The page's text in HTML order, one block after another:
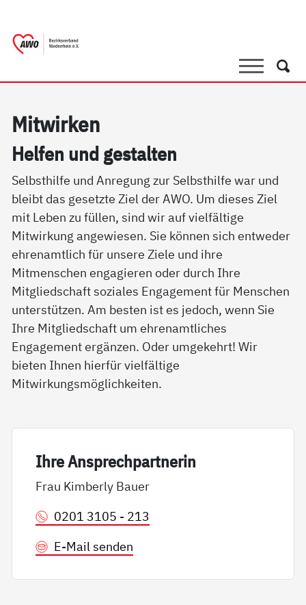
SucheSuche
Mit­wir­ken
Hel­fen und ge­stal­ten
Selbsthilfe und Anregung zur Selbsthilfe war und
bleibt das gesetzte Ziel der AWO. Um dieses Ziel
mit Leben zu füllen, sind wir auf vielfältige
Mitwirkung angewiesen. Sie können sich entweder
ehrenamtlich für unsere Ziele und ihre
Mitmenschen engagieren oder durch Ihre
Mitgliedschaft soziales Engagement für Menschen
unterstützen. Am besten ist es jedoch, wenn Sie
Ihre Mitgliedschaft um ehrenamtliches
Engagement ergänzen. Oder umgekehrt! Wir
bieten Ihnen hierfür vielfältige
Mitwirkungsmöglichkeiten.
Ih­re An­sp­rech­part­ne­rin
Frau Kimberly Bauer
0201 3105 - 213
E-Mail senden